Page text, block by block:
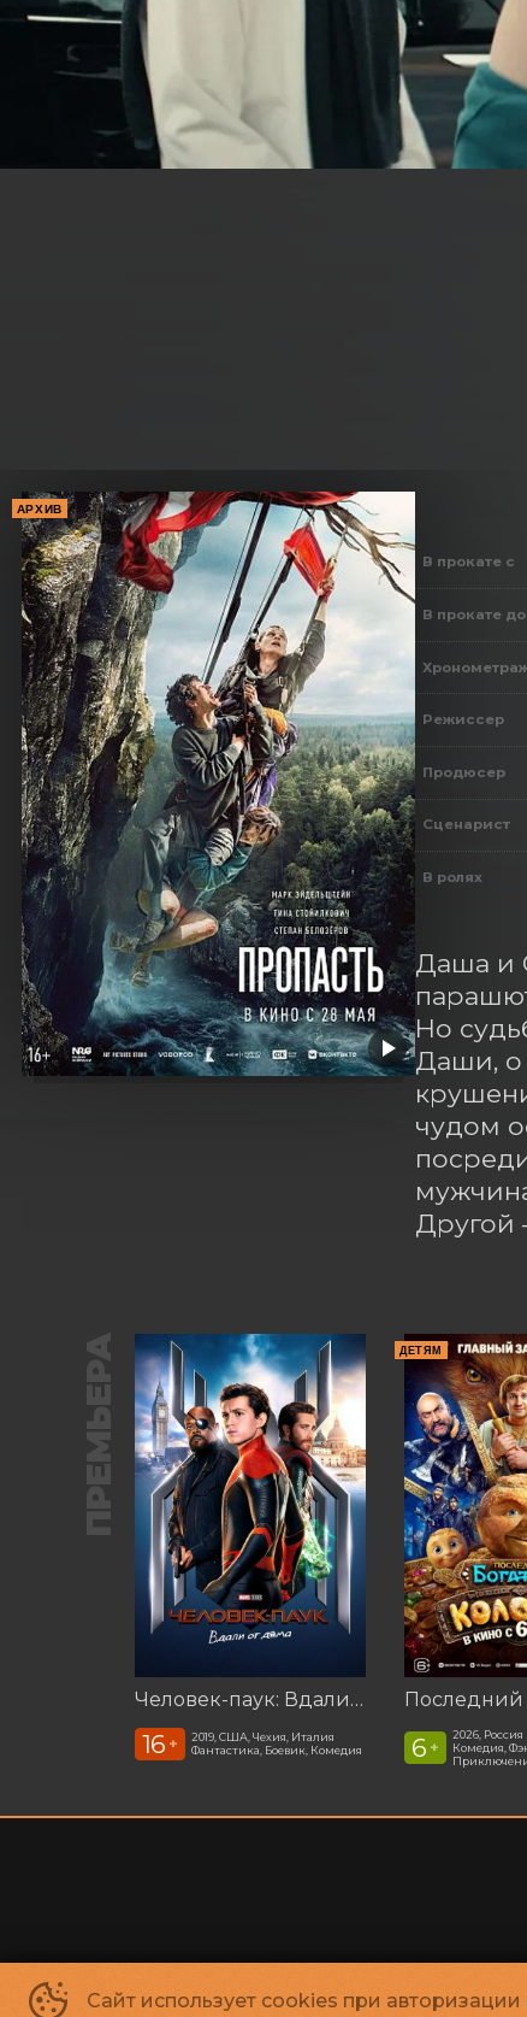
АРХИВ
В прокате с
В прокате до
Режиссер
Продюсер
Сценарист
В ролях
Даша и
Но
Даши, о
чудом
Другой
ПРЕМЬЕРА
Человек-паук: Вдали от дома (2019)
16 +
2019, США, Чехия, Италия
Фантастика, Боевик, Комедия
ДЕТЯМ
6 +
2026, Россия
Комедия,
Сайт использует cookies при